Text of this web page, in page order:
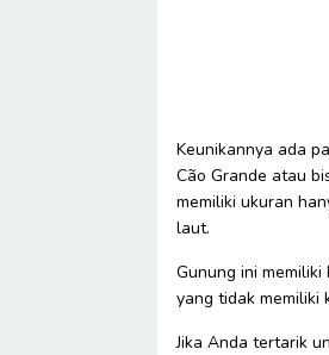
Keunikannya ada
Cão Grande atau
memiliki ukuran
laut.
Gunung ini
yang tidak memiliki
Jika Anda tertarik